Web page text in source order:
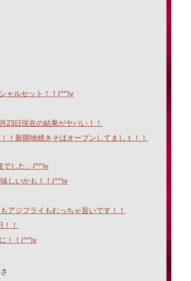
ャルセット！！(^^)v
23日現在の結果がヤバい！！
！新開地焼きそばオープンしてましｔ！！
でした。(^^)v
しいかも！！(^^)v
アジフライもむっちゃ旨いです！！
！
！！(^^)v